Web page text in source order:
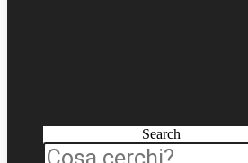
Search